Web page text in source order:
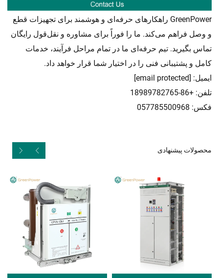
GreenPower راهکارهای حرفه‌ای و هوشمند برای تجهیزات قطع
و وصل فراهم می‌کند. ما را فوراً برای مشاوره و نقل‌قول رایگان
تماس بگیرید. تیم حرفه‌ای ما در تمام مراحل فرآیند، خدمات
کامل و پشتیبانی فنی را در اختیار شما قرار خواهد داد.
ایمیل: [email protected]
تلفن: +86-18989782765
فکس: 057785500968
محصولات پیشنهادی